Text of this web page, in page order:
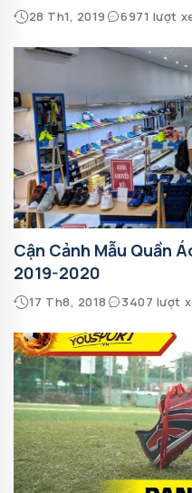
28 Th1, 2019 6971 lượt
Cận Cảnh Mẫu Quần
2019-2020
17 Th8, 2018 3407 lượt